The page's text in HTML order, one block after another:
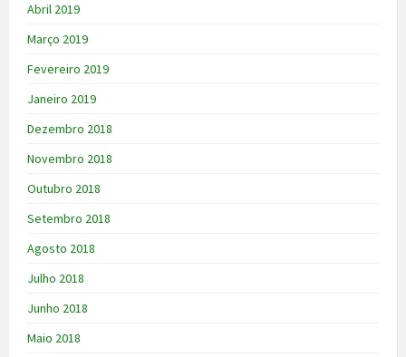
Abril 2019
Março 2019
Fevereiro 2019
Janeiro 2019
Dezembro 2018
Novembro 2018
Outubro 2018
Setembro 2018
Agosto 2018
Julho 2018
Junho 2018
Maio 2018